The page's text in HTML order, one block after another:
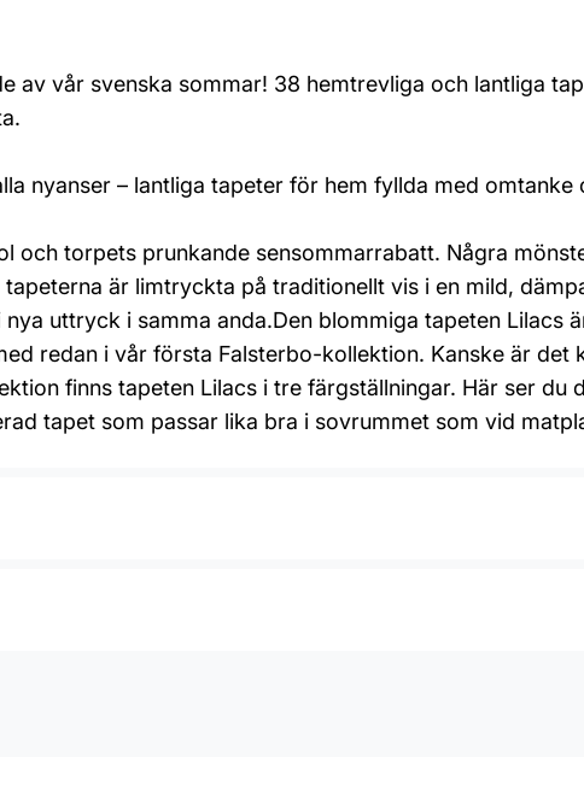
av vår svenska sommar! 38 hemtrevliga och lantliga
nyanser – lantliga tapeter för hem fyllda med omtanke
och torpets prunkande sensommarrabatt. Några
är limtryckta på traditionellt vis i en mild,
uttryck i samma anda.Den blommiga tapeten Lilacs
redan i vår första Falsterbo-kollektion. Kanske är det
finns tapeten Lilacs i tre färgställningar. Här ser
tapet som passar lika bra i sovrummet som vid